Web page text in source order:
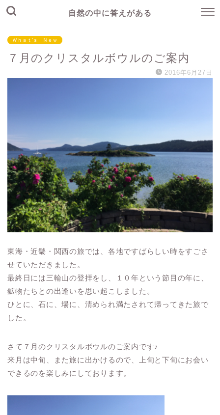
自然の中に答えがある
Ｗｈａｔ’ｓ Ｎｅｗ
７月のクリスタルボウルのご案内
2016年6月27日
東海・近畿・関西の旅では、各地ですばらしい時をすごさ
せていただきました。
最終日には三輪山の登拝をし、１０年という節目の年に、
鉱物たちとの出逢いを思い起こしました。
ひとに、石に、場に、清められ満たされて帰ってきた旅で
した。
さて７月のクリスタルボウルのご案内です♪
来月は中旬、また旅に出かけるので、上旬と下旬にお会い
できるのを楽しみにしております。